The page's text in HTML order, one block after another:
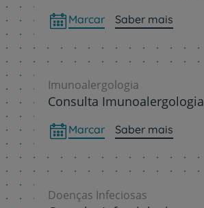
Marcar Saber mais
Imunoalergologia
Consulta Imunoalergologia
Marcar Saber mais
Doenças Infeciosas